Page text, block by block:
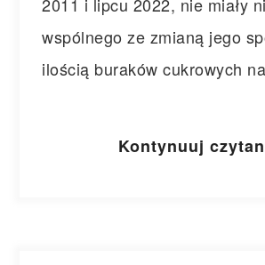
wspólnego ze zmianą jego
ilością buraków cukrowych
Kontynuuj